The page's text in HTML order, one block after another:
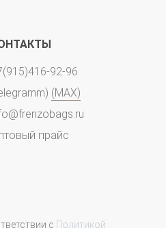
92-96
(MAX)
прайс
с Политикой